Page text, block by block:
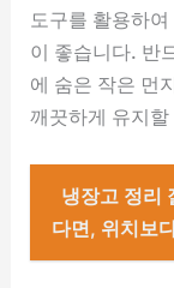
도구를 활용하
이 좋습니다. 반
에 숨은 작은 먼
깨끗하게 유지
냉장고 정리
다면, 위치보